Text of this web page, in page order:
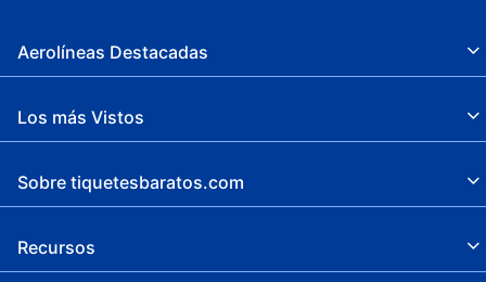
Aerolíneas Destacadas
Los más Vistos
Sobre tiquetesbaratos.com
Recursos